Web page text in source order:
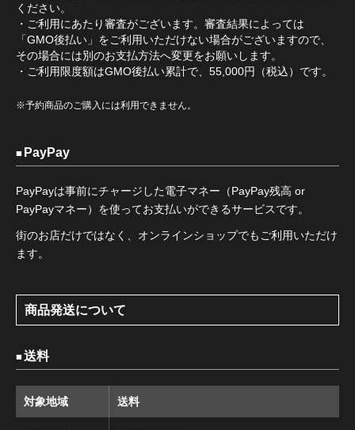
ください。
・ご利用にあたり審査がございます。審査結果によっては
「GMO後払い」をご利用いただけない場合がございますので、
その場合には別のお支払方法へ変更をお願いします。
・ご利用限度額はGMO後払い累計で、55,000円（税込）です。
※予約商品のご購入には利用できません。
PayPay
PayPayは事前にチャージした電子マネー（PayPay残高 or
PayPayマネー）を使ってお支払いができるサービスです。
街のお店だけではなく、オンラインショップでもご利用いただけ
ます。
商品発送について
送料
対象地域 送料